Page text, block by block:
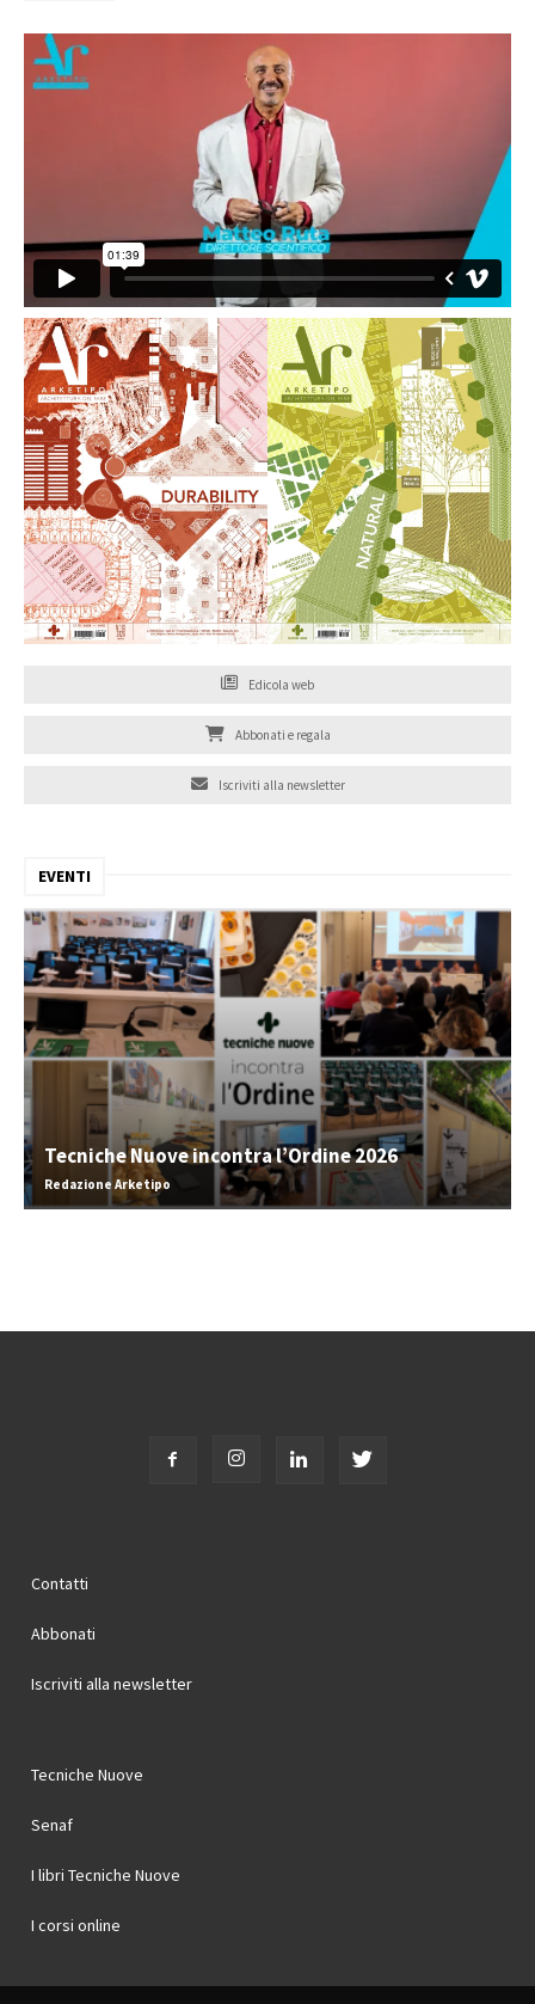
Edicola web
Abbonati e regala
Iscriviti alla newsletter
EVENTI
Tecniche Nuove incontra l’Ordine 2026
Redazione Arketipo
Contatti
Abbonati
Iscriviti alla newsletter
Tecniche Nuove
Senaf
I libri Tecniche Nuove
I corsi online